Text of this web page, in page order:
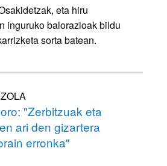
eta hiru
inguruko balorazioak bildu
sorta batean.
"Zerbitzuak eta
ari den gizartera
erronka"